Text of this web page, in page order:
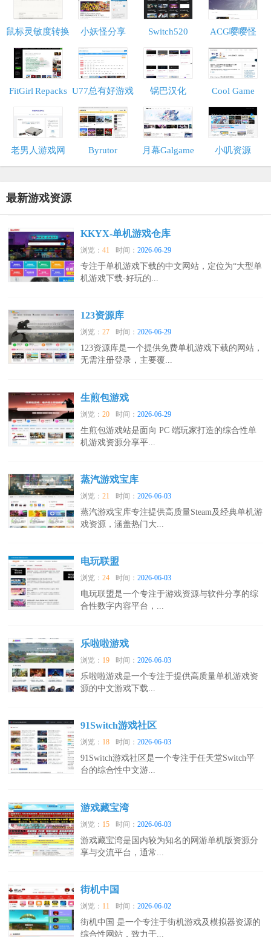
鼠标灵敏度转换
器
小妖怪分享 Switch520 ACG嘤嘤怪
FitGirl Repacks U77总有好游戏 锅巴汉化 Cool Game
老男人游戏网 Byrutor 月幕Galgame 小叽资源
最新游戏资源
KKYX-单机游戏仓库
浏览：41 时间：2026-06-29
专注于单机游戏下载的中文网站，定位为“大型单
机游戏下载-好玩的...
123资源库
浏览：27 时间：2026-06-29
123资源库是一个提供免费单机游戏下载的网站，
无需注册登录，主要覆...
生煎包游戏
浏览：20 时间：2026-06-29
生煎包游戏站是面向 PC 端玩家打造的综合性单
机游戏资源分享平...
蒸汽游戏宝库
浏览：21 时间：2026-06-03
蒸汽游戏宝库专注提供高质量Steam及经典单机游
戏资源，涵盖热门大...
电玩联盟
浏览：24 时间：2026-06-03
电玩联盟是一个专注于游戏资源与软件分享的综
合性数字内容平台，...
乐啦啦游戏
浏览： 19 时间：2026-06-03
乐啦啦游戏是一个专注于提供高质量单机游戏资
源的中文游戏下载...
91Switch游戏社区
浏览： 18 时间：2026-06-03
91Switch游戏社区是一个专注于任天堂Switch平
台的综合性中文游...
游戏藏宝湾
浏览： 15 时间：2026-06-03
游戏藏宝湾是国内较为知名的网游单机版资源分
享与交流平台，通常...
街机中国
浏览： 11 时间：2026-06-02
街机中国 是一个专注于街机游戏及模拟器资源的
综合性网站，致力于...